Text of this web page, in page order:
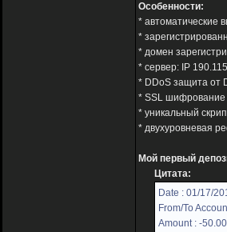
Особенности:
* автоматические
*
* домен
* сервер: IP
* DDoS защита от
* SSL шифрование
* уникальный
* двухуровневая
Мой первый
Цитата:
Date : 01/17/
From/To
Amount : -50.00